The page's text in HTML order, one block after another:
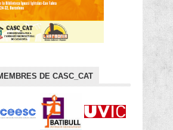
DE CASC_CAT